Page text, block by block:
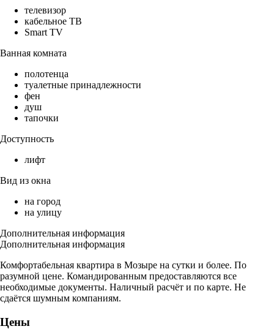
телевизор
кабельное ТВ
Smart TV
Ванная комната
полотенца
туалетные принадлежности
фен
душ
тапочки
Доступность
лифт
Вид из окна
на город
на улицу
Дополнительная информация
Дополнительная информация
Комфортабельная квартира в Мозыре на сутки и более. По
разумной цене. Командированным предоставляются все
необходимые документы. Наличный расчёт и по карте. Не
сдаётся шумным компаниям.
Цены